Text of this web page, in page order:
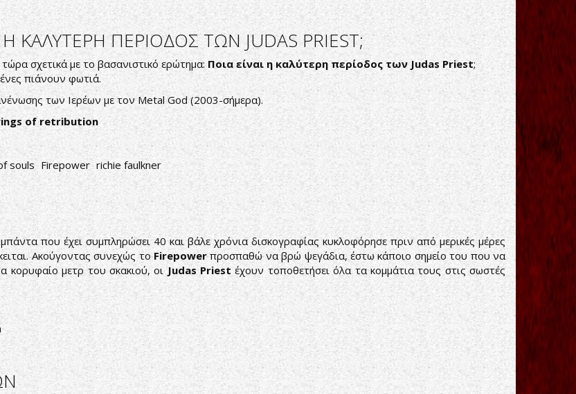
Η ΚΑΛΥΤΕΡΗ ΠΕΡΙΟΔΟΣ ΤΩΝ JUDAS PRIEST;
σχετικά με το βασανιστικό ερώτημα:Ποια είναι η καλύτερη περίοδος τωνJudas Priest;
πιάνουν φωτιά.
των Ιερέων με τον Metal God (2003-σήμερα).
of retribution
souls Firepower richie faulkner
που έχει συμπληρώσει 40 και βάλε χρόνια δισκογραφίας κυκλοφόρησε πριν από μερικές μέρες
Ακούγοντας συνεχώς τοFirepowerπροσπαθώ να βρώ ψεγάδια, έστω κάποιο σημείο του που να
κορυφαίο μετρ του σκακιού, οι Judas Priest έχουν τοποθετήσει όλα τα κομμάτια τους στις σωστές